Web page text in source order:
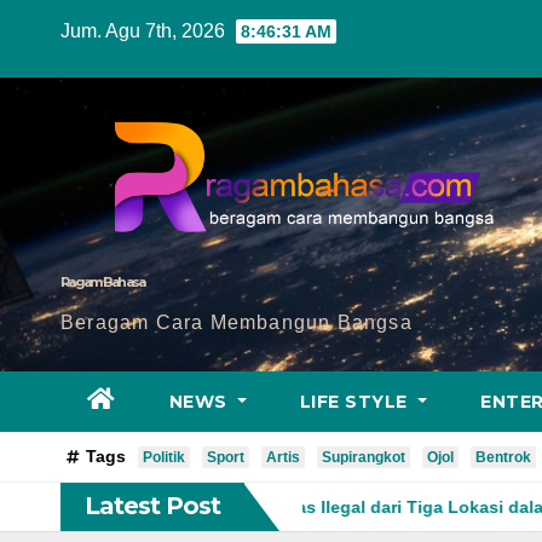
Jum. Agu 7th, 2026 8:46:33 AM
Ragam Bahasa
Beragam Cara Membangun Bangsa
NEWS LIFE STYLE
Tags Politik Sport Artis Supirangkot Ojol Bentrok
Latest Post
Botol Miras Ilegal dari Tiga Lokasi dalam Operasi Penyakit